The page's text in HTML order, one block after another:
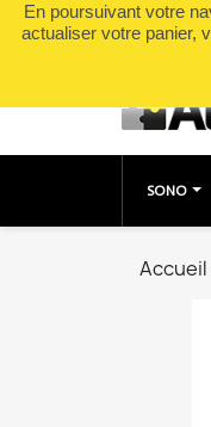
En poursuivant votre
actualiser votre panier,
SONO
Accueil